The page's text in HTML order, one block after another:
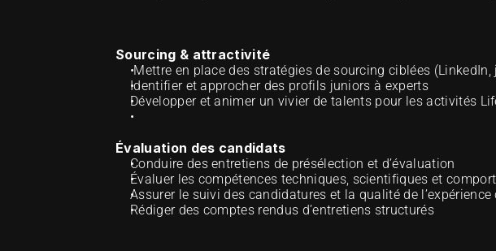
Sourcing & attractivité
Mettre en place des stratégies de sourcing ciblées
Identifier et approcher des profils juniors à experts
Développer et animer un vivier de talents pour les activités
Évaluation des candidats
Conduire des entretiens de présélection et d’évaluation
Évaluer les compétences techniques, scientifiques et
Assurer le suivi des candidatures et la qualité de
Rédiger des comptes rendus d’entretiens structurés